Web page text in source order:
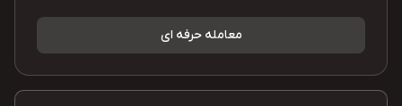
معامله حرفه ای